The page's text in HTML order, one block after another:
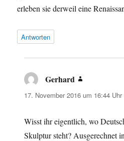
erleben sie derweil eine
Antworten
Gerhard
17. November 2016 um 16:44 Uhr
Wisst ihr eigentlich, wo
Skulptur steht? Ausgerechnet